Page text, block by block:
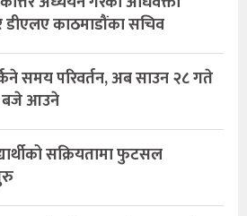
डीएलए काठमाडौंका सचिव
समय परिवर्तन, अब साउन २८ गते
बजे आउने
सक्रियतामा फुटसल